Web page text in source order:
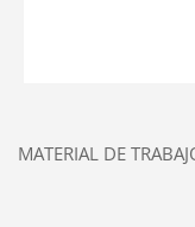
MATERIAL DE